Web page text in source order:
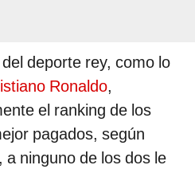
deporte rey, como lo
Ronaldo,
el ranking de los
pagados, según
ninguno de los dos le